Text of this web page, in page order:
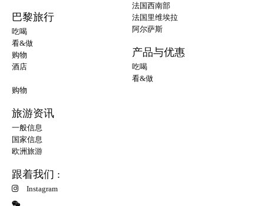
巴黎旅行
吃喝
看&做
购物
酒店
法国西南部
法国里维埃拉
阿尔萨斯
产品与优惠
吃喝
看&做
购物
旅游资讯
一般信息
国家信息
欧洲旅游
跟着我们 :
Instagram